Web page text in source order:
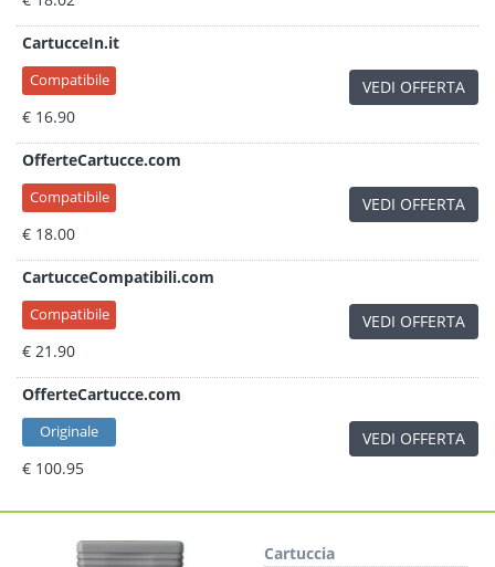
CartucceIn.it
Compatibile
€ 16.90
VEDI OFFERTA
OfferteCartucce.com
Compatibile
€ 18.00
VEDI OFFERTA
CartucceCompatibili.com
Compatibile
€ 21.90
VEDI OFFERTA
OfferteCartucce.com
Originale
€ 100.95
VEDI OFFERTA
Cartuccia